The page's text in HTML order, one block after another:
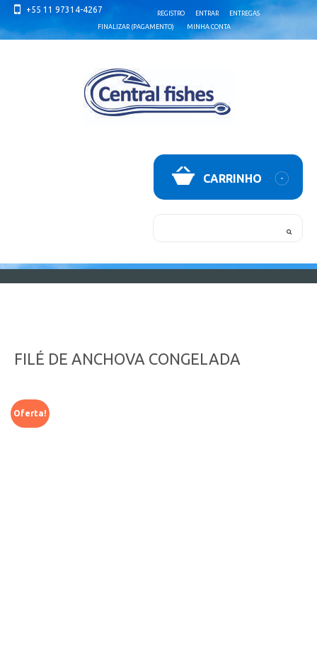
+55 11 97314-4267 REGISTRO ENTRAR
ENTREGAS
FINALIZAR (PAGAMENTO)
MINHA CONTA
CARRINHO
FILÉ DE ANCHOVA CONGELADA
Oferta!